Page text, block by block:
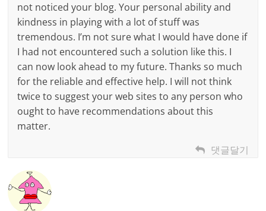
not noticed your blog. Your personal ability and
kindness in playing with a lot of stuff was
tremendous. I’m not sure what I would have done if
I had not encountered such a solution like this. I
can now look ahead to my future. Thanks so much
for the reliable and effective help. I will not think
twice to suggest your web sites to any person who
ought to have recommendations about this
matter.
댓글달기